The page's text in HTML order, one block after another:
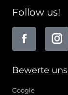
Follow us!
Bewerte uns
Google